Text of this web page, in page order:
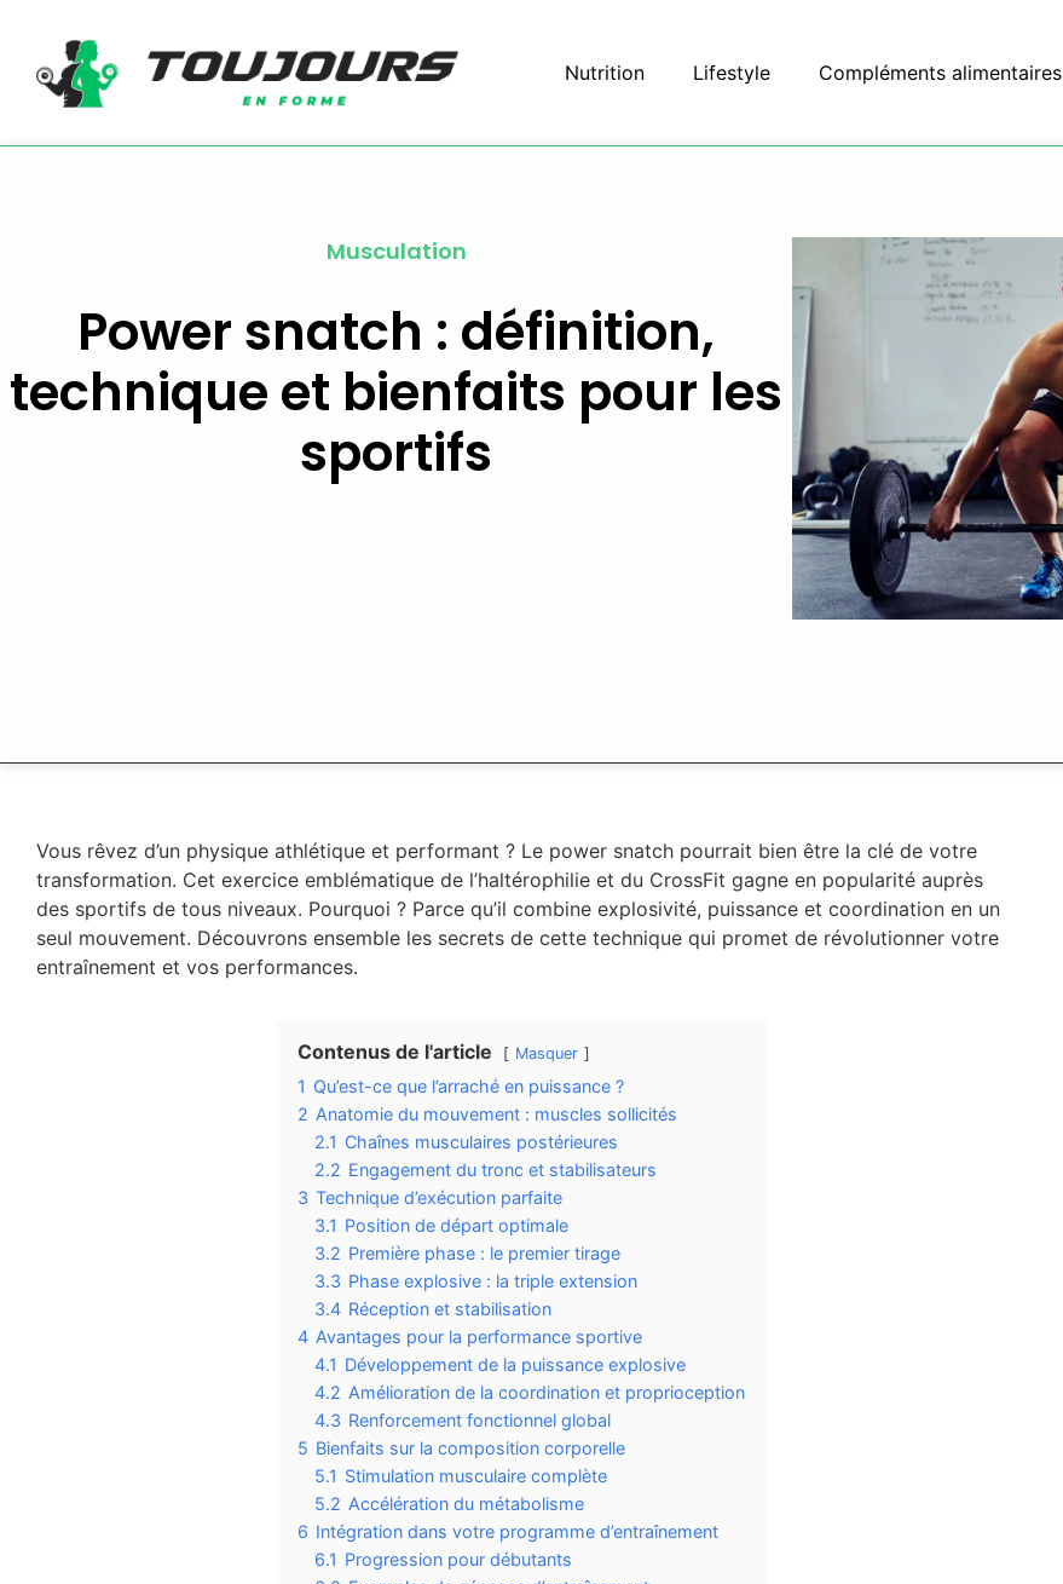
Nutrition Lifestyle Compléments alimentaires
Musculation
Power snatch : définition,
technique et bienfaits pour les
sportifs
Vous rêvez d’un physique athlétique et performant ? Le power snatch pourrait bien être la clé de votre
transformation. Cet exercice emblématique de l’haltérophilie et du CrossFit gagne en popularité auprès
des sportifs de tous niveaux. Pourquoi ? Parce qu’il combine explosivité, puissance et coordination en un
seul mouvement. Découvrons ensemble les secrets de cette technique qui promet de révolutionner votre
entraînement et vos performances.
Contenus de l'article Masquer
1 Qu’est-ce que l’arraché en puissance ?
2 Anatomie du mouvement : muscles sollicités
2.1 Chaînes musculaires postérieures
2.2 Engagement du tronc et stabilisateurs
3 Technique d’exécution parfaite
3.1 Position de départ optimale
3.2 Première phase : le premier tirage
3.3 Phase explosive : la triple extension
3.4 Réception et stabilisation
4 Avantages pour la performance sportive
4.1 Développement de la puissance explosive
4.2 Amélioration de la coordination et proprioception
4.3 Renforcement fonctionnel global
5 Bienfaits sur la composition corporelle
5.1 Stimulation musculaire complète
5.2 Accélération du métabolisme
6 Intégration dans votre programme d’entraînement
6.1 Progression pour débutants